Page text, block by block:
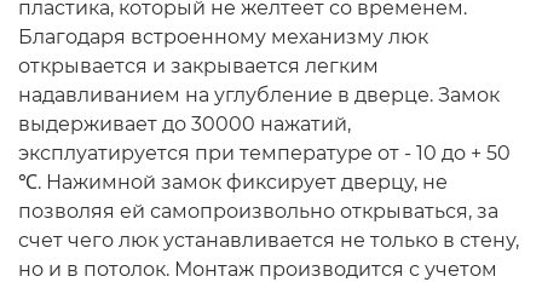
пластика, который не желтеет со временем.
Благодаря встроенному механизму люк
открывается и закрывается легким
надавливанием на углубление в дверце. Замок
выдерживает до 30000 нажатий,
эксплуатируется при температуре от - 10 до + 50
℃. Нажимной замок фиксирует дверцу, не
позволяя ей самопроизвольно открываться, за
счет чего люк устанавливается не только в стену,
но и в потолок. Монтаж производится с учетом